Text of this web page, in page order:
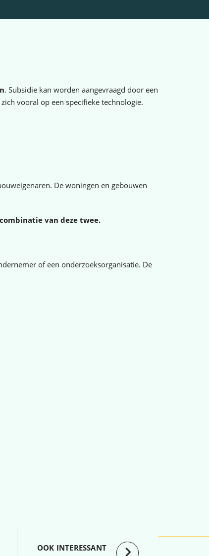
. Subsidie kan worden aangevraagd door een
vooral op een specifieke technologie.
De woningen en gebouwen
van deze twee.
of een onderzoeksorganisatie. De
OOK INTERESSANT